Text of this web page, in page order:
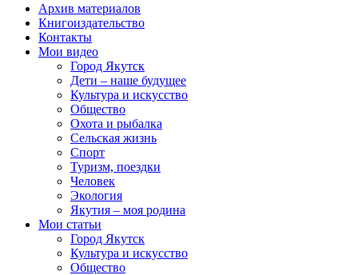
Архив материалов
Книгоиздательство
Контакты
Мои видео
Город Якутск
Дети – наше будущее
Культура и искусство
Общество
Охота и рыбалка
Сельская жизнь
Спорт
Туризм, поездки
Человек
Экология
Якутия – моя родина
Мои статьи
Город Якутск
Культура и искусство
Общество